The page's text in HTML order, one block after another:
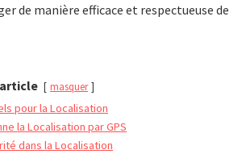
de manière efficace et respectueuse de
masquer
pour la Localisation
la Localisation par GPS
dans la Localisation